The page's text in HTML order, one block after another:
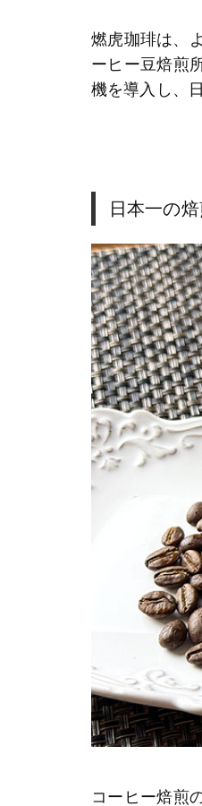
燃虎珈琲は、
ーヒー豆焙煎
機を導入し、
日本一の
コーヒー焙煎